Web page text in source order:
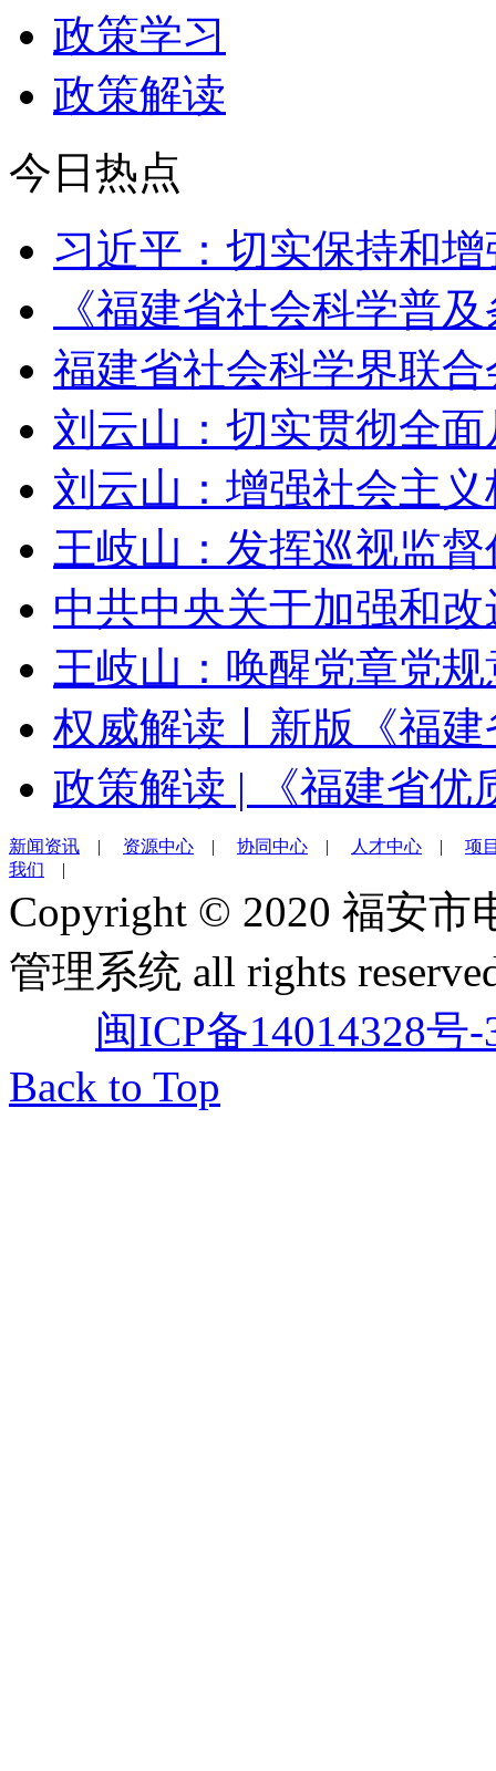
政策学习
政策解读
今日热点
习近平：切实保持和
《福建省社会科学普
福建省社会科学界联
刘云山：切实贯彻全
刘云山：增强社会主
王岐山：发挥巡视监
中共中央关于加强和
王岐山：唤醒党章党
权威解读丨新版《福
政策解读 | 《福建省
新闻资讯 | 资源中心 | 协同中心 | 人才中心 | 项
我们 |
Copyright © 2020 福安
管理系统 all rights
闽ICP备14014328号-
Back to Top